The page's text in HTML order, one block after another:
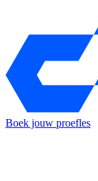
Boek jouw proefles